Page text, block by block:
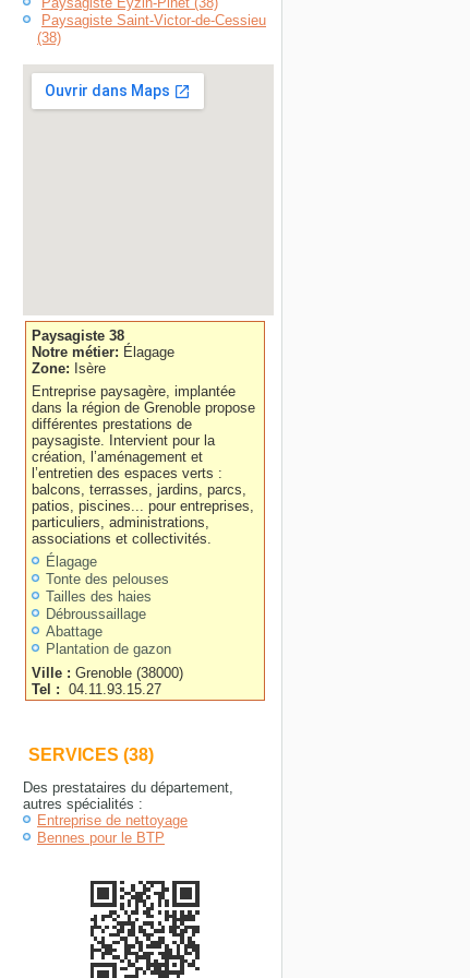
Paysagiste Saint-Victor-de-Cessieu
(38)
Paysagiste 38
Notre métier: Élagage
Zone: Isère
Entreprise paysagère, implantée
dans la région de Grenoble propose
différentes prestations de
paysagiste. Intervient pour la
création, l’aménagement et
l’entretien des espaces verts :
balcons, terrasses, jardins, parcs,
patios, piscines... pour entreprises,
particuliers, administrations,
associations et collectivités.
Élagage
Tonte des pelouses
Tailles des haies
Débroussaillage
Abattage
Plantation de gazon
Ville : Grenoble (38000)
Tel : 04.11.93.15.27
SERVICES (38)
Des prestataires du département,
autres spécialités :
Entreprise de nettoyage
Bennes pour le BTP